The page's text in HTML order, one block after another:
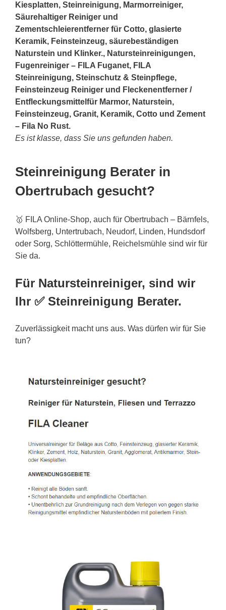
Kiesplatten, Steinreinigung, Marmorreiniger,
Säurehaltiger Reiniger und
Zementschleierentferner für Cotto, glasierte
Keramik, Feinsteinzeug, säurebeständigen
Naturstein und Klinker., Natursteinreinigungen,
Fugenreiniger – FILA Fuganet, FILA
Steinreinigung, Steinschutz & Steinpflege,
Feinsteinzeug Reiniger und Fleckenentferner /
Entfleckungsmittelfür Marmor, Naturstein,
Feinsteinzeug, Granit, Keramik, Cotto und Zement
– Fila No Rust.
Es ist klasse, dass Sie uns gefunden haben.
Steinreinigung Berater in
Obertrubach gesucht?
🥇 FILA Online-Shop, auch für Obertrubach – Bärnfels,
Wolfsberg, Untertrubach, Neudorf, Linden, Hundsdorf
oder Sorg, Schlöttermühle, Reichelsmühle sind wir für
Sie da.
Für Natursteinreiniger, sind wir
Ihr ✅ Steinreinigung Berater.
Zuverlässigkeit macht uns aus. Was dürfen wir für Sie
tun?